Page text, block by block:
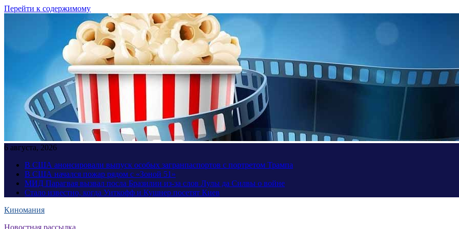
Перейти к содержимому
6 августа, 2026
В США анонсировали выпуск особых загранпаспортов с портретом Трампа
В США начался пожар рядом с «Зоной 51»
МИД Парагвая вызвал посла Бразилии из-за слов Лулы да Силвы о войне
Стало известно, когда Уиткофф и Кушнер посетят Киев
Киномания
Новостная рассылка